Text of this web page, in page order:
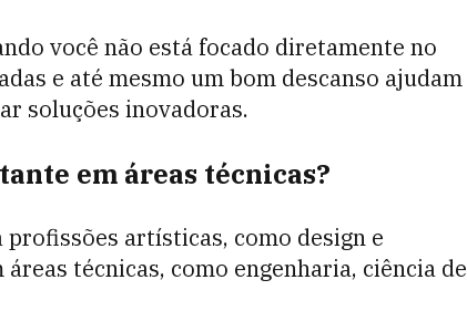
você não está focado diretamente no
e até mesmo um bom descanso ajudam
soluções inovadoras.
em áreas técnicas?
artísticas, como design e
técnicas, como engenharia, ciência de